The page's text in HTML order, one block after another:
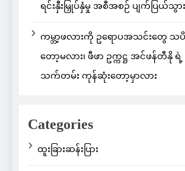
ရင်းနှီးမြှုပ်နှံမှု အစီအစဉ် ပျက်ပြယ်သွား
ကမ္ဘာ့ဖလားကို ဥရောပအသင်းတွေ သ
တော့မလား၊ ဖီဖာ ဥက္ကဋ္ဌ အင်ဖန်တီနို ရဲ့
သက်တမ်း ကုန်ဆုံးတော့မှာလား
Categories
ထူးခြားဆန်းပြား